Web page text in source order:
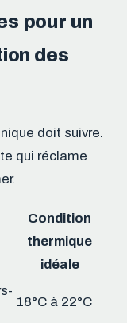
pour un
des
doit suivre.
qui réclame
Condition
thermique
idéale
18°C à 22°C